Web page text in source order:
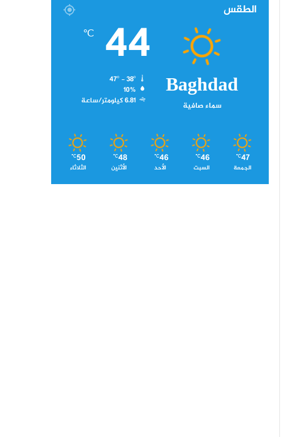
الطقس
Baghdad
سماء صافية
44
℃
10%
6.81 كيلومتر/ساعة
47
℃
الجمعة
46
℃
السبت
46
℃
الأحد
48
℃
الأثنين
50
℃
الثلاثاء